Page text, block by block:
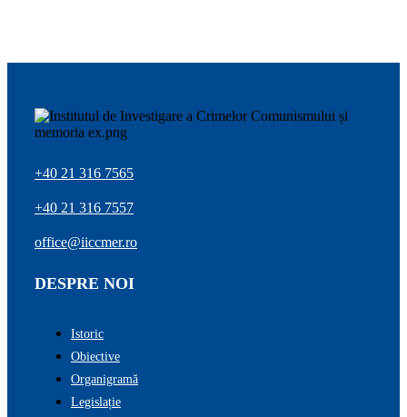
+40 21 316 7565
+40 21 316 7557
office@iiccmer.ro
DESPRE NOI
Istoric
Obiective
Organigramă
Legislație